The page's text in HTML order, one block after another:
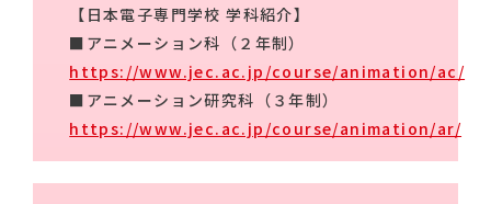
【日本電子専門学校 学科紹介】
■アニメーション科（２年制）
https://www.jec.ac.jp/course/animation/ac/
■アニメーション研究科（３年制）
https://www.jec.ac.jp/course/animation/ar/